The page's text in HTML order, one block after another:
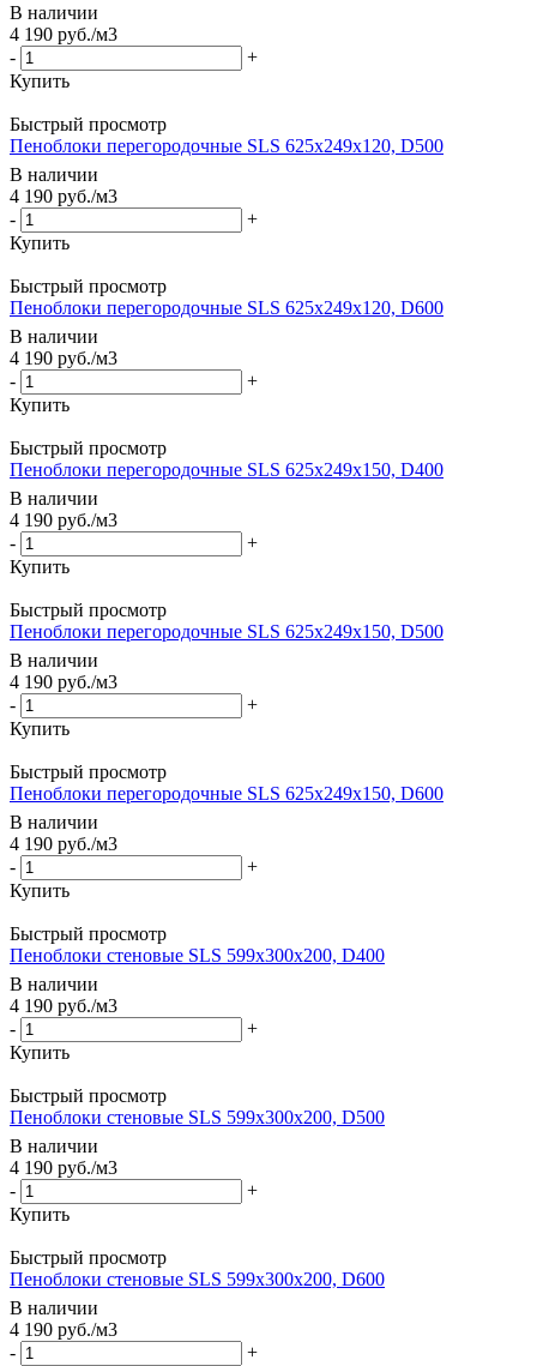
В наличии
4 190 руб./м3
-
+
Купить
Быстрый просмотр
Пеноблоки перегородочные SLS 625х249х120, D500
В наличии
4 190 руб./м3
-
+
Купить
Быстрый просмотр
Пеноблоки перегородочные SLS 625х249х120, D600
В наличии
4 190 руб./м3
-
+
Купить
Быстрый просмотр
Пеноблоки перегородочные SLS 625х249х150, D400
В наличии
4 190 руб./м3
-
+
Купить
Быстрый просмотр
Пеноблоки перегородочные SLS 625х249х150, D500
В наличии
4 190 руб./м3
-
+
Купить
Быстрый просмотр
Пеноблоки перегородочные SLS 625х249х150, D600
В наличии
4 190 руб./м3
-
+
Купить
Быстрый просмотр
Пеноблоки стеновые SLS 599х300х200, D400
В наличии
4 190 руб./м3
-
+
Купить
Быстрый просмотр
Пеноблоки стеновые SLS 599х300х200, D500
В наличии
4 190 руб./м3
-
+
Купить
Быстрый просмотр
Пеноблоки стеновые SLS 599х300х200, D600
В наличии
4 190 руб./м3
-
+